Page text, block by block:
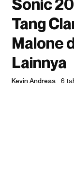
Sonic
Tang
Malone
Lainnya
Kevin Andreas 6